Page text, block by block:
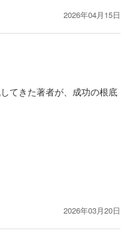
2026年04月15日
てきた著者が、成功の根底
2026年03月20日